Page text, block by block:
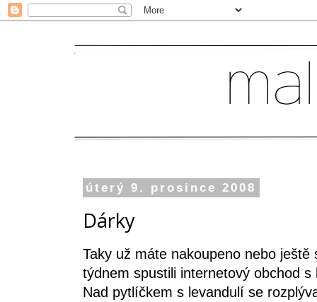
úterý 9. prosince 2008
Dárky
Taky už máte nakoupeno nebo
týdnem spustili internetový obchod
Nad pytlíčkem s levandulí se